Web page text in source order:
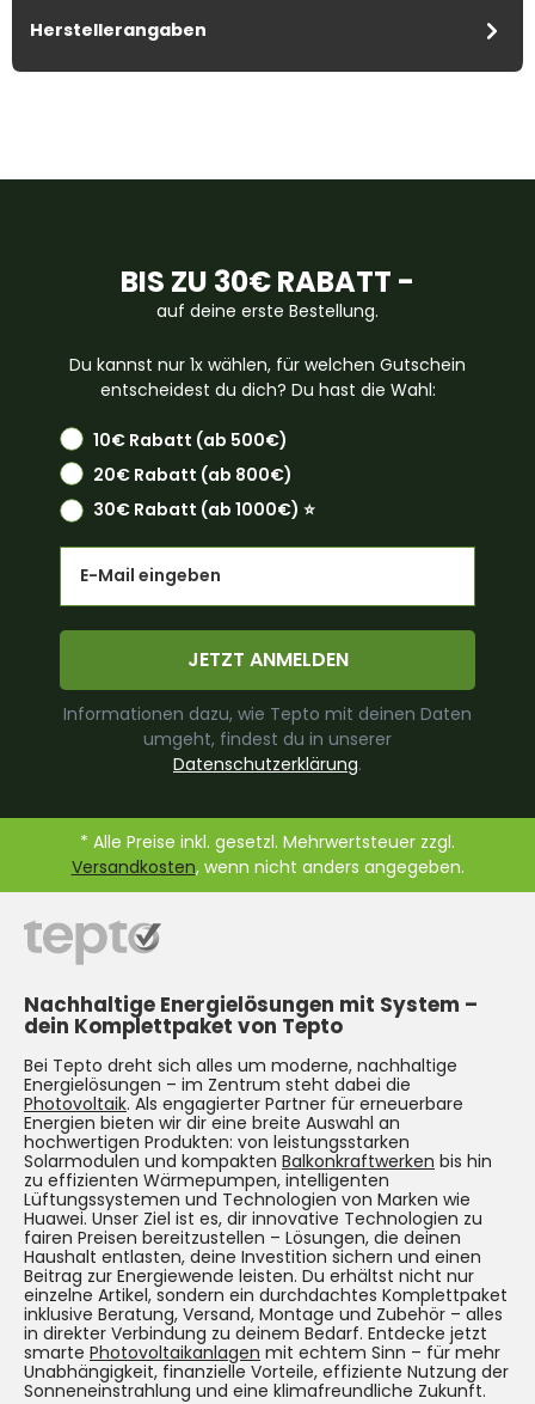
Herstellerangaben
BIS ZU 30€ RABATT -
auf deine erste Bestellung.
Du kannst nur 1x wählen, für welchen Gutschein
entscheidest du dich? Du hast die Wahl:
10€ Rabatt (ab 500€)
20€ Rabatt (ab 800€)
30€ Rabatt (ab 1000€) ⭐️
JETZT ANMELDEN
Informationen dazu, wie Tepto mit deinen Daten
umgeht, findest du in unserer
Datenschutzerklärung.
* Alle Preise inkl. gesetzl. Mehrwertsteuer zzgl.
Versandkosten, wenn nicht anders angegeben.
Nachhaltige Energielösungen mit System –
dein Komplettpaket von Tepto
Bei Tepto dreht sich alles um moderne, nachhaltige
Energielösungen – im Zentrum steht dabei die
Photovoltaik. Als engagierter Partner für erneuerbare
Energien bieten wir dir eine breite Auswahl an
hochwertigen Produkten: von leistungsstarken
Solarmodulen und kompakten Balkonkraftwerken bis hin
zu effizienten Wärmepumpen, intelligenten
Lüftungssystemen und Technologien von Marken wie
Huawei. Unser Ziel ist es, dir innovative Technologien zu
fairen Preisen bereitzustellen – Lösungen, die deinen
Haushalt entlasten, deine Investition sichern und einen
Beitrag zur Energiewende leisten. Du erhältst nicht nur
einzelne Artikel, sondern ein durchdachtes Komplettpaket
inklusive Beratung, Versand, Montage und Zubehör – alles
in direkter Verbindung zu deinem Bedarf. Entdecke jetzt
smarte Photovoltaikanlagen mit echtem Sinn – für mehr
Unabhängigkeit, finanzielle Vorteile, effiziente Nutzung der
Sonneneinstrahlung und eine klimafreundliche Zukunft.